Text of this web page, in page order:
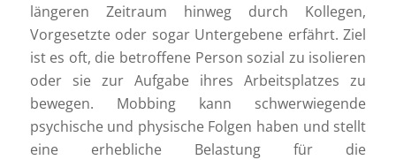
längeren Zeitraum hinweg durch Kollegen,
Vorgesetzte oder sogar Untergebene erfährt. Ziel
ist es oft, die betroffene Person sozial zu isolieren
oder sie zur Aufgabe ihres Arbeitsplatzes zu
bewegen. Mobbing kann schwerwiegende
psychische und physische Folgen haben und stellt
eine erhebliche Belastung für die